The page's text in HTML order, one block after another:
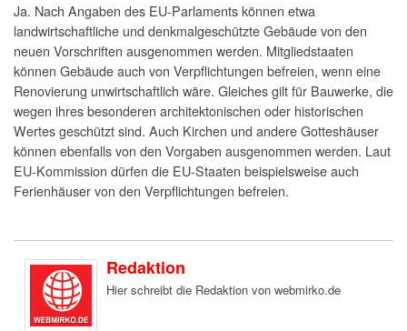
Ja. Nach Angaben des EU-Parlaments können etwa
landwirtschaftliche und denkmalgeschützte Gebäude von den
neuen Vorschriften ausgenommen werden. Mitgliedstaaten
können Gebäude auch von Verpflichtungen befreien, wenn eine
Renovierung unwirtschaftlich wäre. Gleiches gilt für Bauwerke, die
wegen ihres besonderen architektonischen oder historischen
Wertes geschützt sind. Auch Kirchen und andere Gotteshäuser
können ebenfalls von den Vorgaben ausgenommen werden. Laut
EU-Kommission dürfen die EU-Staaten beispielsweise auch
Ferienhäuser von den Verpflichtungen befreien.
Redaktion
Hier schreibt die Redaktion von webmirko.de